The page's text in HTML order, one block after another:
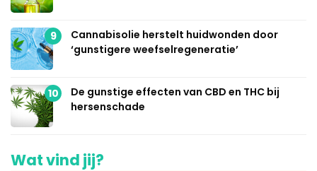
9
Cannabisolie herstelt huidwonden door
‘gunstigere weefselregeneratie’
10
De gunstige effecten van CBD en THC bij
hersenschade
Wat vind jij?